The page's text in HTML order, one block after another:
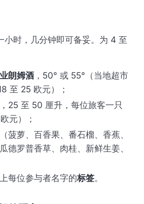
小时，几分钟即可备妥。为 4 至
朗姆酒 ，50° 或 55°（当地超市
至 25 欧元）；
，25 至 50 厘升，每位旅客一只
元）；
（菠萝、百香果、番石榴、香蕉、
德罗普香草、肉桂、新鲜生姜、
每位参与者名字的标签。